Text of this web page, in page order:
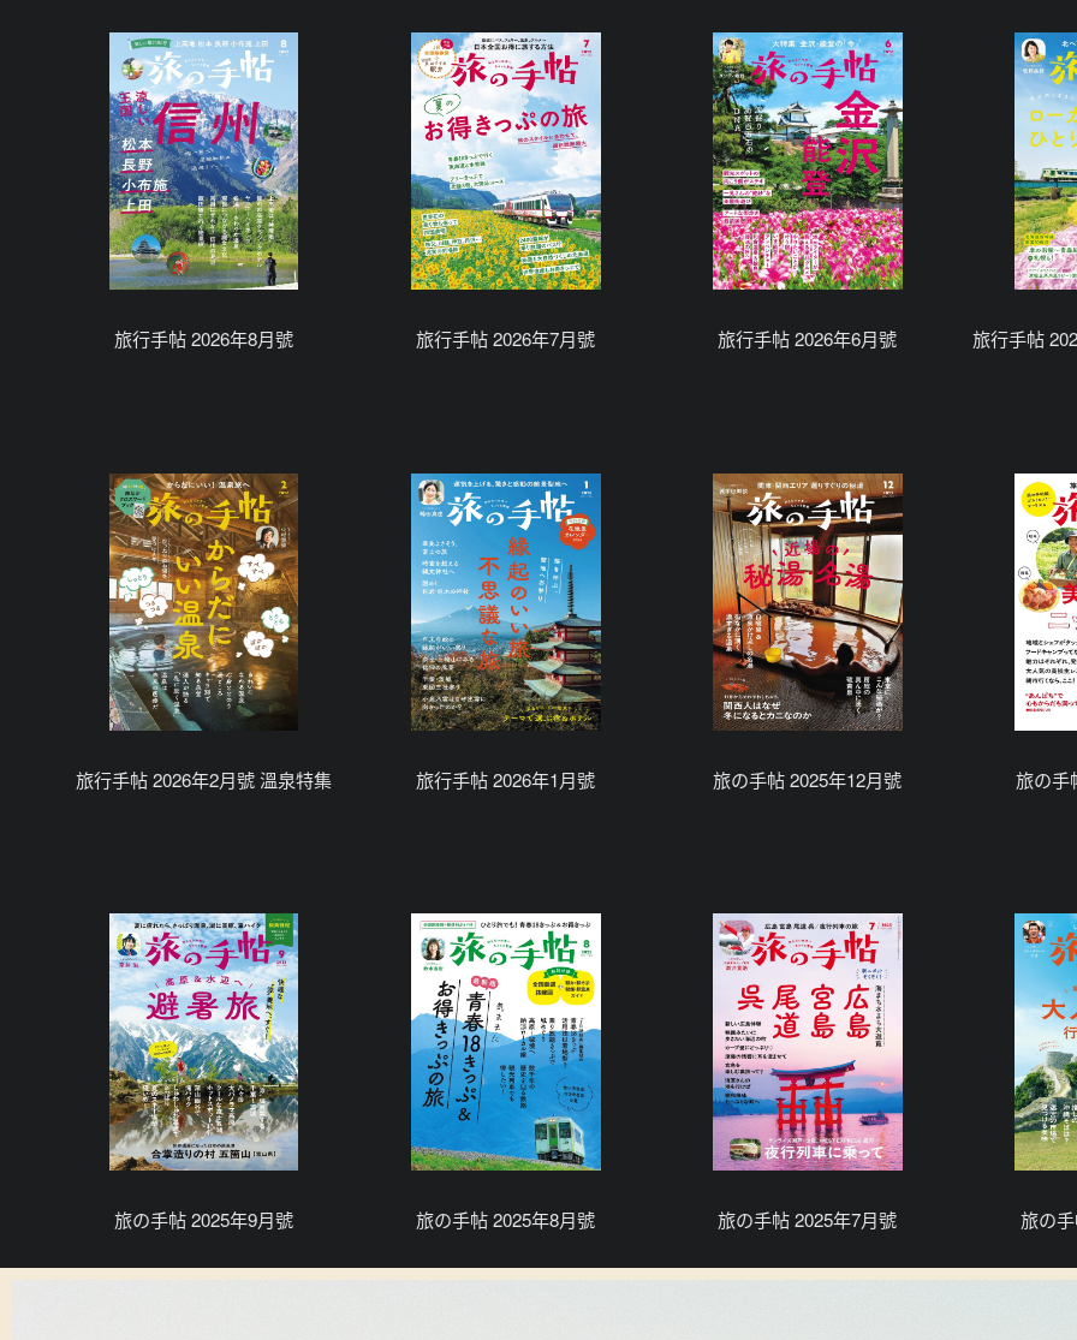
旅行手帖 2026年8月號 旅行手帖 2026年7月號 旅行手帖 2026年6月號 旅行手帖
旅行手帖 2026年2月號 溫泉特集 旅行手帖 2026年1月號 旅の手帖 2025年12月號 旅の手
旅の手帖 2025年9月號 旅の手帖 2025年8月號 旅の手帖 2025年7月號 旅の